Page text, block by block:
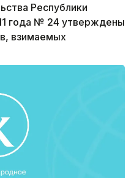
Республики
года № 24 утверждены
взимаемых